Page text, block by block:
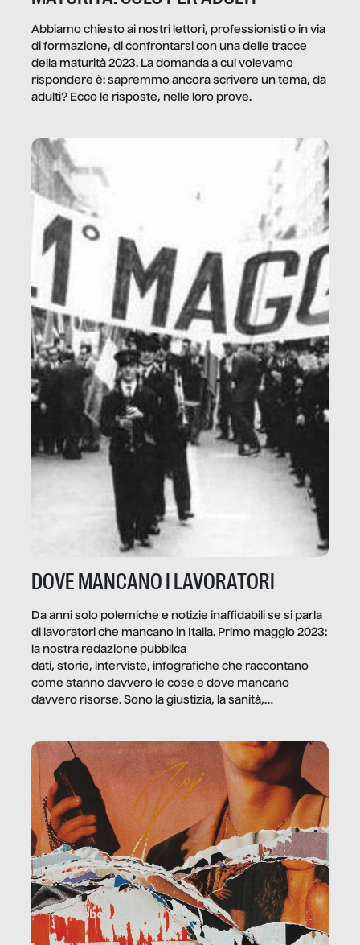
Abbiamo chiesto ai nostri lettori, professionisti o in via
di formazione, di confrontarsi con una delle tracce
della maturità 2023. La domanda a cui volevamo
rispondere è: sapremmo ancora scrivere un tema, da
adulti? Ecco le risposte, nelle loro prove.
DOVE MANCANO I LAVORATORI
Da anni solo polemiche e notizie inaffidabili se si parla
di lavoratori che mancano in Italia. Primo maggio 2023:
la nostra redazione pubblica
dati, storie, interviste, infografiche che raccontano
come stanno davvero le cose e dove mancano
davvero risorse. Sono la giustizia, la sanità,